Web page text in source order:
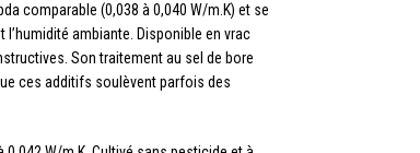
comparable (0,038 à 0,040 W/m.K) et se
ambiante. Disponible en vrac
Son traitement au sel de bore
ces additifs soulèvent parfois des